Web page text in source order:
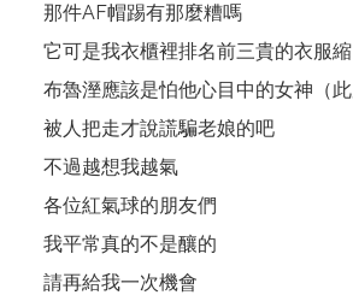
那件AF帽踢有那麼糟嗎
它可是我衣櫃裡排名前三貴的衣服縮
布魯溼應該是怕他心目中的女神（此
被人把走才說謊騙老娘的吧
不過越想我越氣
各位紅氣球的朋友們
我平常真的不是釀的
請再給我一次機會